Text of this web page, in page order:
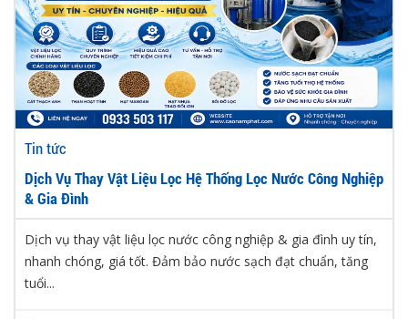
Tin tức
Dịch Vụ Thay Vật Liệu Lọc Hệ Thống Lọc Nước Công Nghiệp
& Gia Đình
Dịch vụ thay vật liệu lọc nước công nghiệp & gia đình uy tín,
nhanh chóng, giá tốt. Đảm bảo nước sạch đạt chuẩn, tăng
tuổi...